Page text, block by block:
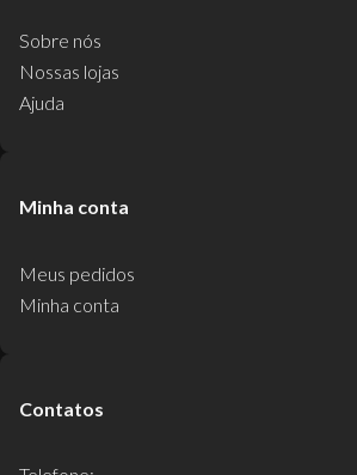
Sobre nós
Nossas lojas
Ajuda
Minha conta
Meus pedidos
Minha conta
Contatos